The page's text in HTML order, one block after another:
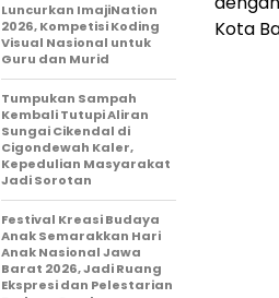
Kota
Luncurkan ImajiNation
2026, Kompetisi Koding
Visual Nasional untuk
Guru dan Murid
Tumpukan Sampah
Kembali Tutupi Aliran
Sungai Cikendal di
Cigondewah Kaler,
Kepedulian Masyarakat
Jadi Sorotan
Festival Kreasi Budaya
Anak Semarakkan Hari
Anak Nasional Jawa
Barat 2026, Jadi Ruang
Ekspresi dan Pelestarian